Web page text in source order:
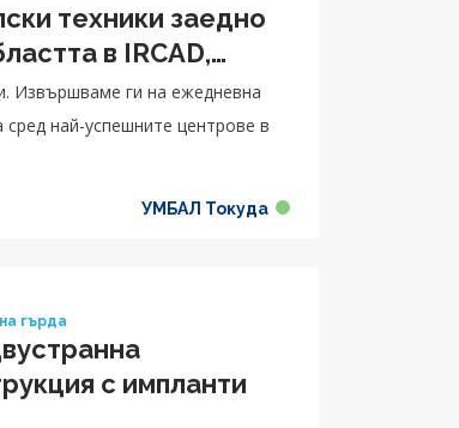
техники заедно
в IRCAD,
Извършваме ги на ежедневна
най-успешните центрове в
УМБАЛ Токуда
гърда
с импланти